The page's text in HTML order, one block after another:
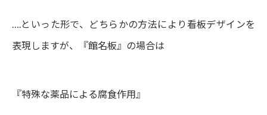
….といった形で、どちらかの方法により看板デザインを
表現しますが、『館名板』の場合は
『特殊な薬品による腐食作用』